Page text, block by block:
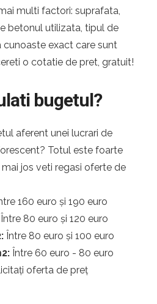
multi factori: suprafata,
betonul utilizata, tipul de
cunoaste exact care sunt
o cotatie de pret, gratuit!
bugetul?
aferent unei lucrari de
Totul este foarte
jos veti regasi oferte de
160 euro și 190 euro
Între 80 euro și 120 euro
Între 80 euro și 100 euro
Între 60 euro - 80 euro
oferta de preț